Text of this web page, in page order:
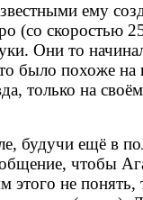
ему
(со скоростью
Они то
было похоже на
только на
будучи ещё в
чтобы
не понять,